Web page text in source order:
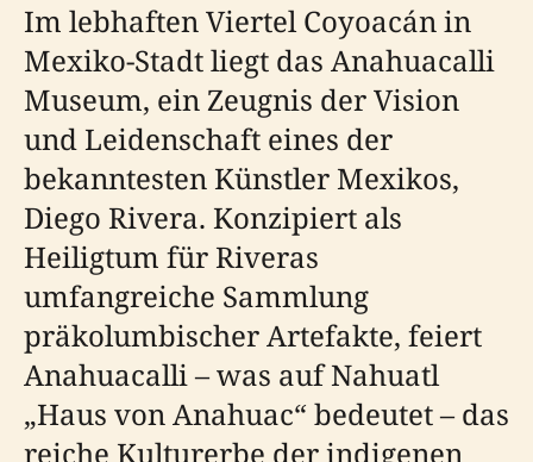
Im lebhaften Viertel Coyoacán in
Mexiko-Stadt liegt das Anahuacalli
Museum, ein Zeugnis der Vision
und Leidenschaft eines der
bekanntesten Künstler Mexikos,
Diego Rivera. Konzipiert als
Heiligtum für Riveras
umfangreiche Sammlung
präkolumbischer Artefakte, feiert
Anahuacalli – was auf Nahuatl
„Haus von Anahuac“ bedeutet – das
reiche Kulturerbe der indigenen